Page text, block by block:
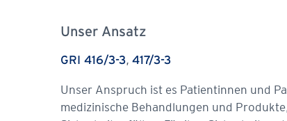
Unser Ansatz
GRI 416/3-3, 417/3-3
Unser Anspruch ist es Patientinnen und
medizinische Behandlungen und